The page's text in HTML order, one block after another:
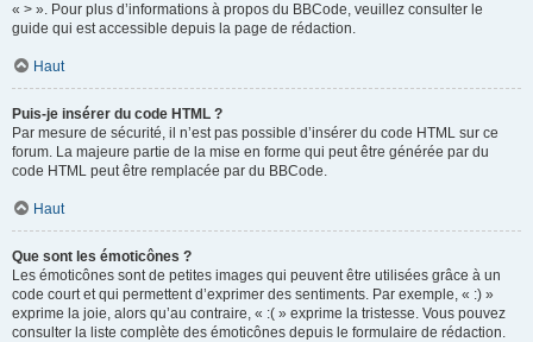
« > ». Pour plus d’informations à propos du BBCode, veuillez consulter le
guide qui est accessible depuis la page de rédaction.
Haut
Puis-je insérer du code HTML ?
Par mesure de sécurité, il n’est pas possible d’insérer du code HTML sur ce
forum. La majeure partie de la mise en forme qui peut être générée par du
code HTML peut être remplacée par du BBCode.
Haut
Que sont les émoticônes ?
Les émoticônes sont de petites images qui peuvent être utilisées grâce à un
code court et qui permettent d’exprimer des sentiments. Par exemple, « :) »
exprime la joie, alors qu’au contraire, « :( » exprime la tristesse. Vous pouvez
consulter la liste complète des émoticônes depuis le formulaire de rédaction.